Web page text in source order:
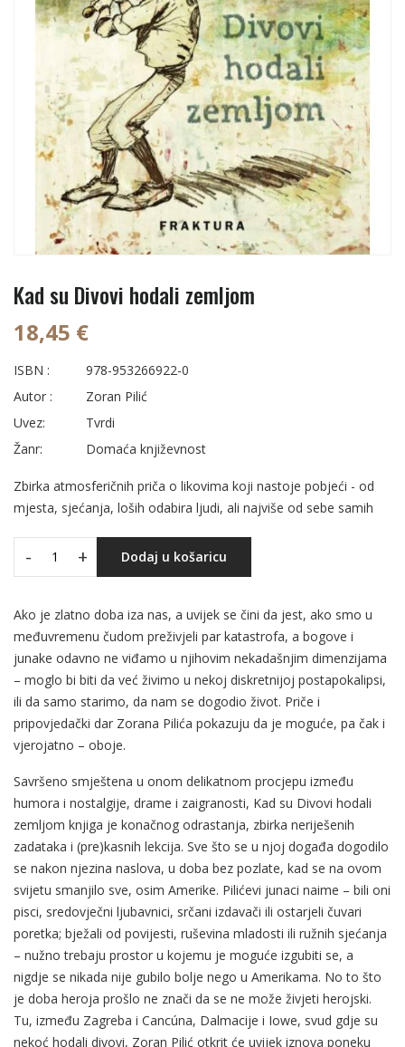
Kad su Divovi hodali zemljom
18,45 €
ISBN :
978-953266922-0
Autor :
Zoran Pilić
Uvez:
Tvrdi
Žanr:
Domaća književnost
Zbirka atmosferičnih priča o likovima koji nastoje pobjeći - od
mjesta, sjećanja, loših odabira ljudi, ali najviše od sebe samih
- + Dodaj u košaricu
Ako je zlatno doba iza nas, a uvijek se čini da jest, ako smo u
međuvremenu čudom preživjeli par katastrofa, a bogove i
junake odavno ne viđamo u njihovim nekadašnjim dimenzijama
– moglo bi biti da već živimo u nekoj diskretnijoj postapokalipsi,
ili da samo starimo, da nam se dogodio život. Priče i
pripovjedački dar Zorana Pilića pokazuju da je moguće, pa čak i
vjerojatno – oboje.
Savršeno smještena u onom delikatnom procjepu između
humora i nostalgije, drame i zaigranosti, Kad su Divovi hodali
zemljom knjiga je konačnog odrastanja, zbirka neriješenih
zadataka i (pre)kasnih lekcija. Sve što se u njoj događa dogodilo
se nakon njezina naslova, u doba bez pozlate, kad se na ovom
svijetu smanjilo sve, osim Amerike. Pilićevi junaci naime – bili oni
pisci, sredovječni ljubavnici, srčani izdavači ili ostarjeli čuvari
poretka; bježali od povijesti, ruševina mladosti ili ružnih sjećanja
– nužno trebaju prostor u kojemu je moguće izgubiti se, a
nigdje se nikada nije gubilo bolje nego u Amerikama. No to što
je doba heroja prošlo ne znači da se ne može živjeti herojski.
Tu, između Zagreba i Cancúna, Dalmacije i Iowe, svud gdje su
nekoć hodali divovi, Zoran Pilić otkrit će uvijek iznova poneku